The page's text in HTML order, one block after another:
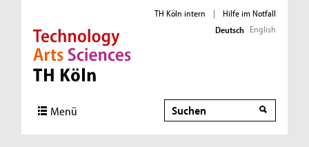
Direkt zur Hauptnavigation
Direkt zur Subnavigation
Direkt zum Inhalt
Direkt zum Fußbereich
TH Köln intern |
Hilfe im Notfall
Deutsch English
Menü Suche
Suche